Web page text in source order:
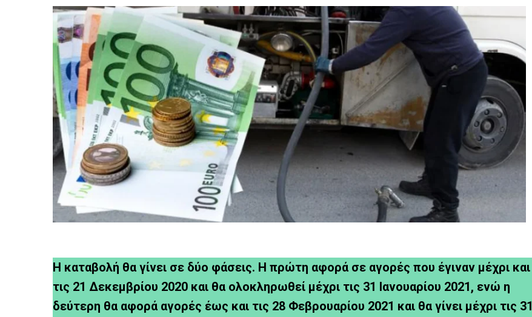
Η καταβολή θα γίνει σε δύο φάσεις. Η πρώτη αφορά σε αγορές που έγιναν μέχρι και
τις 21 Δεκεμβρίου 2020 και θα ολοκληρωθεί μέχρι τις 31 Ιανουαρίου 2021, ενώ η
δεύτερη θα αφορά αγορές έως και τις 28 Φεβρουαρίου 2021 και θα γίνει μέχρι τις 31